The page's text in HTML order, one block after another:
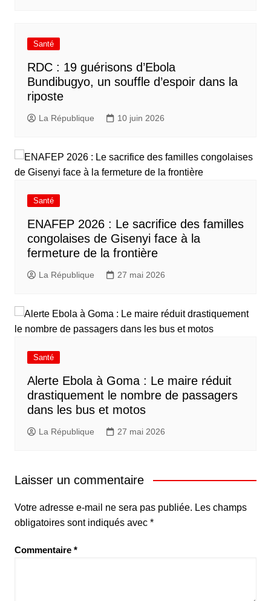
Santé
RDC : 19 guérisons d’Ebola
Bundibugyo, un souffle d’espoir dans la
riposte
La République 10 juin 2026
Santé
ENAFEP 2026 : Le sacrifice des familles
congolaises de Gisenyi face à la
fermeture de la frontière
La République 27 mai 2026
Santé
Alerte Ebola à Goma : Le maire réduit
drastiquement le nombre de passagers
dans les bus et motos
La République 27 mai 2026
Laisser un commentaire
Votre adresse e-mail ne sera pas publiée. Les champs
obligatoires sont indiqués avec *
Commentaire *